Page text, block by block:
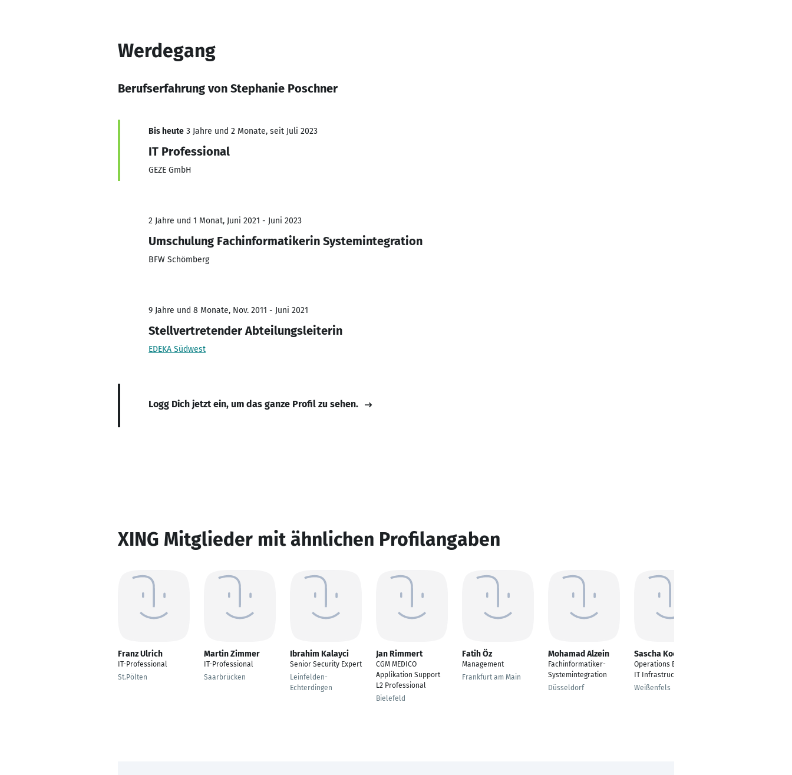
Werdegang
Berufserfahrung von Stephanie Poschner
Bis heute 3 Jahre und 2 Monate, seit Juli 2023
IT Professional
GEZE GmbH
2 Jahre und 1 Monat, Juni 2021 - Juni 2023
Umschulung Fachinformatikerin Systemintegration
BFW Schömberg
9 Jahre und 8 Monate, Nov. 2011 - Juni 2021
Stellvertretender Abteilungsleiterin
EDEKA Südwest
Logg Dich jetzt ein, um das ganze Profil zu sehen.
XING Mitglieder mit ähnlichen Profilangaben
Franz Ulrich
IT-Professional
St.Pölten
Martin Zimmer
IT-Professional
Saarbrücken
Ibrahim Kalayci
Senior Security Expert
Leinfelden-
Echterdingen
Jan Rimmert
CGM MEDICO
Applikation Support
L2 Professional
Bielefeld
Fatih Öz
Management
Frankfurt am Main
Mohamad Alzein
Fachinformatiker-
Systemintegration
Düsseldorf
Sascha Koch
Operations Engineer
IT Infrastructure
Weißenfels